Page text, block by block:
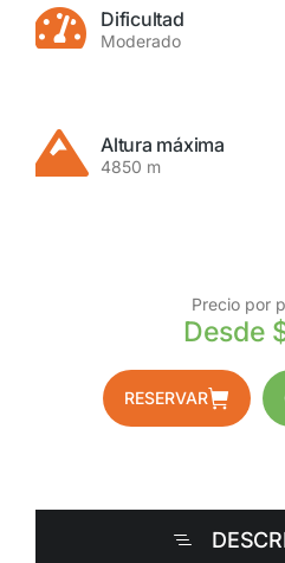
Dificultad
Moderado
Altura máxima
4850 m
Precio por
Desde
RESERVAR